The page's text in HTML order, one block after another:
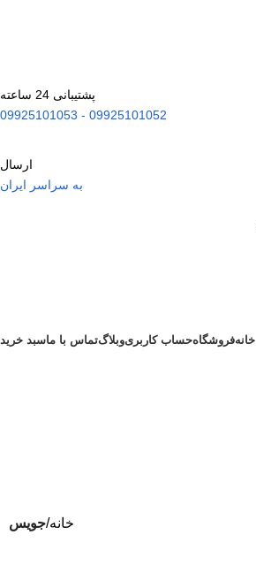
پشتیبانی 24 ساعته
09925101052 - 09925101053
ارسال
به سراسر ایران
خانهفروشگاهحساب کاربریوبلاگتماس با ماسبد خرید
خانه جویس